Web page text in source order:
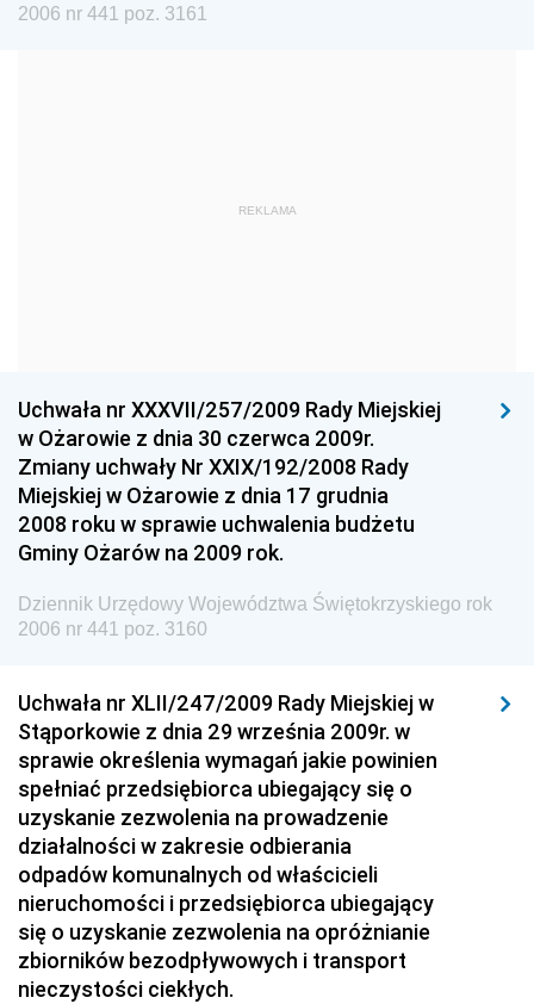
Dziennik Urzędowy Ministra Edukacji i Nauki
Dziennik Urzędowy Ministra Gospodarki
Dziennik Urzędowy Urzędu Ochrony Konkurencji i
Konsumentów
Dziennik Urzędowy Ministra Pracy i Polityki
Społecznej
Dziennik Urzędowy Urzędu Lotnictwa Cywilnego
Dziennik Urzędowy Ministerstwa Hutnictwa i
Przemysłu Maszynowego
Dziennik Urzędowy Ministerstwa Zdrowia i Opieki
Społecznej
Dziennik Urzędowy Ministerstwa Rolnictwa, Leśnictwa
i Gospodarki Żywnościowej
Dziennik Urzędowy Ministra Spraw Wewnętrznych
Dziennik Urzędowy Ministra Transportu, Budownictwa
i Gospodarki Morskiej
2006 nr 441 poz. 3161
REKLAMA
Uchwała nr XXXVII/257/2009 Rady Miejskiej
w Ożarowie z dnia 30 czerwca 2009r.
Zmiany uchwały Nr XXIX/192/2008 Rady
Miejskiej w Ożarowie z dnia 17 grudnia
2008 roku w sprawie uchwalenia budżetu
Gminy Ożarów na 2009 rok.
Dziennik Urzędowy Województwa Świętokrzyskiego rok
2006 nr 441 poz. 3160
Uchwała nr XLII/247/2009 Rady Miejskiej w
Stąporkowie z dnia 29 września 2009r. w
sprawie określenia wymagań jakie powinien
spełniać przedsiębiorca ubiegający się o
uzyskanie zezwolenia na prowadzenie
działalności w zakresie odbierania
odpadów komunalnych od właścicieli
nieruchomości i przedsiębiorca ubiegający
się o uzyskanie zezwolenia na opróżnianie
zbiorników bezodpływowych i transport
nieczystości ciekłych.